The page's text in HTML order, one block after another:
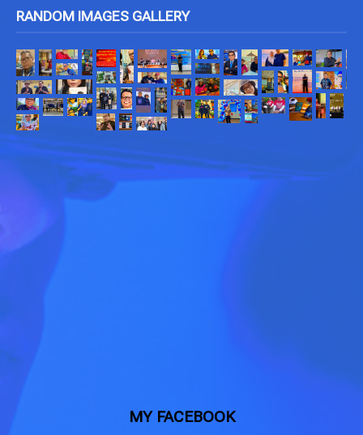
RANDOM IMAGES GALLERY
MY FACEBOOK